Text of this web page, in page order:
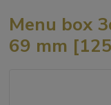
Menu box
69 mm